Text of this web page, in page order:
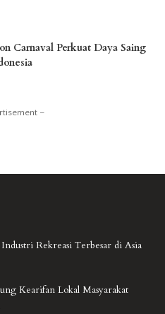
Carnaval Perkuat Daya Saing
–
Rekreasi Terbesar di Asia
Kearifan Lokal Masyarakat